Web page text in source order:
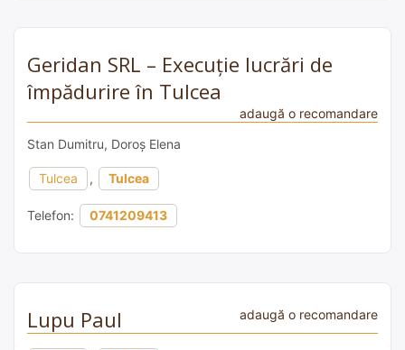
Geridan SRL – Execuție lucrări de
împădurire în Tulcea
adaugă o recomandare
Stan Dumitru, Doroș Elena
Tulcea , Tulcea
Telefon: 0741209413
Lupu Paul adaugă o recomandare